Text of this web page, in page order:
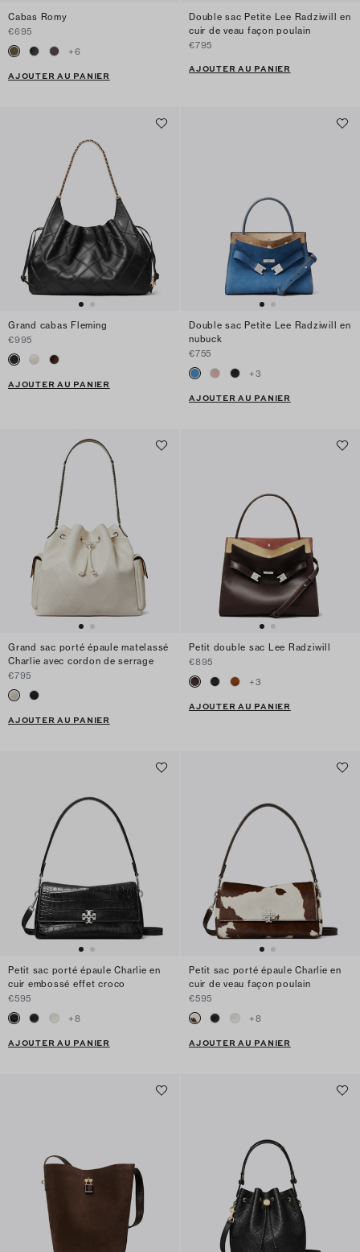
Cabas Romy
€695
+6
AJOUTER AU PANIER
Double sac Petite Lee Radziwill en
cuir de veau façon poulain
€795
AJOUTER AU PANIER
Grand cabas Fleming
€995
AJOUTER AU PANIER
Double sac Petite Lee Radziwill en
nubuck
€755
+3
AJOUTER AU PANIER
Grand sac porté épaule matelassé
Charlie avec cordon de serrage
€795
AJOUTER AU PANIER
Petit double sac Lee Radziwill
€895
+3
AJOUTER AU PANIER
Petit sac porté épaule Charlie en
cuir embossé effet croco
€595
+8
AJOUTER AU PANIER
Petit sac porté épaule Charlie en
cuir de veau façon poulain
€595
+8
AJOUTER AU PANIER